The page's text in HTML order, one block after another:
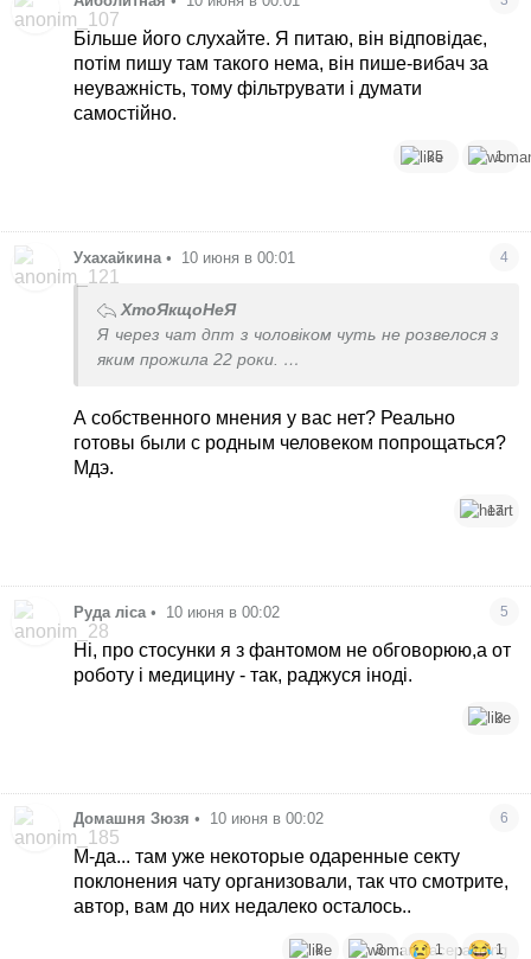
Більше його слухайте. Я питаю, він відповідає,
потім пишу там такого нема, він пише-вибач за
неуважність, тому фільтрувати і думати
самостійно.
35 1
Ухахайкина • 10 июня в 00:01 4
ХтоЯкщоНеЯ
Я через чат дпт з чоловіком чуть не розвелося з
яким прожила 22 роки.
А собственного мнения у вас нет? Реально
готовы были с родным человеком попрощаться?
Мдэ.
17
Руда ліса • 10 июня в 00:02 5
Ні, про стосунки я з фантомом не обговорюю,а от
роботу і медицину - так, раджуся іноді.
3
Домашня Зюзя • 10 июня в 00:02 6
М-да... там уже некоторые одаренные секту
поклонения чату организовали, так что смотрите,
автор, вам до них недалеко осталось..
8 3 1 1